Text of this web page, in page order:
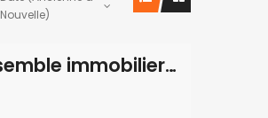
Nouvelle)
A vendre un fonds de commerce accompagné d’un ensemble immobilier de qualité situé à Coromandel.